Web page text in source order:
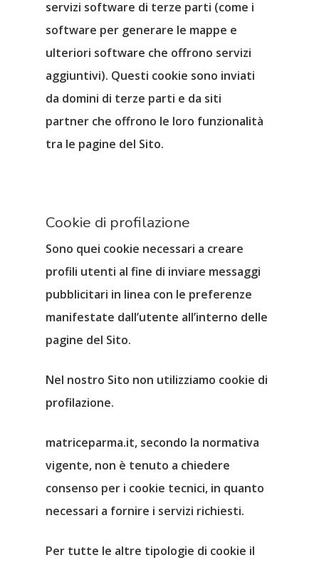
servizi software di terze parti (come i
software per generare le mappe e
ulteriori software che offrono servizi
aggiuntivi). Questi cookie sono inviati
da domini di terze parti e da siti
partner che offrono le loro funzionalità
tra le pagine del Sito.
Cookie di profilazione
Sono quei cookie necessari a creare
profili utenti al fine di inviare messaggi
pubblicitari in linea con le preferenze
manifestate dall’utente all’interno delle
pagine del Sito.
Nel nostro Sito non utilizziamo cookie di
profilazione.
matriceparma.it, secondo la normativa
vigente, non è tenuto a chiedere
consenso per i cookie tecnici, in quanto
necessari a fornire i servizi richiesti.
Per tutte le altre tipologie di cookie il
Home
A.PA.PAR.
ARTernative
Assitek Srl
Humarker
ISREC Parma
McLuc Culture
Museo Rover Joe
Blog
Matrice
Scarica App